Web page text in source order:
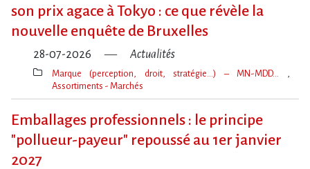
son prix agace à Tokyo : ce que révèle la
nouvelle enquête de Bruxelles
28-07-2026 Actualités
Thèmes(s)
Marque (perception, droit, stratégie…) – MN-MDD…
Assortiments - Marchés
Emballages professionnels : le principe
"pollueur-payeur" repoussé au 1er janvier
2027